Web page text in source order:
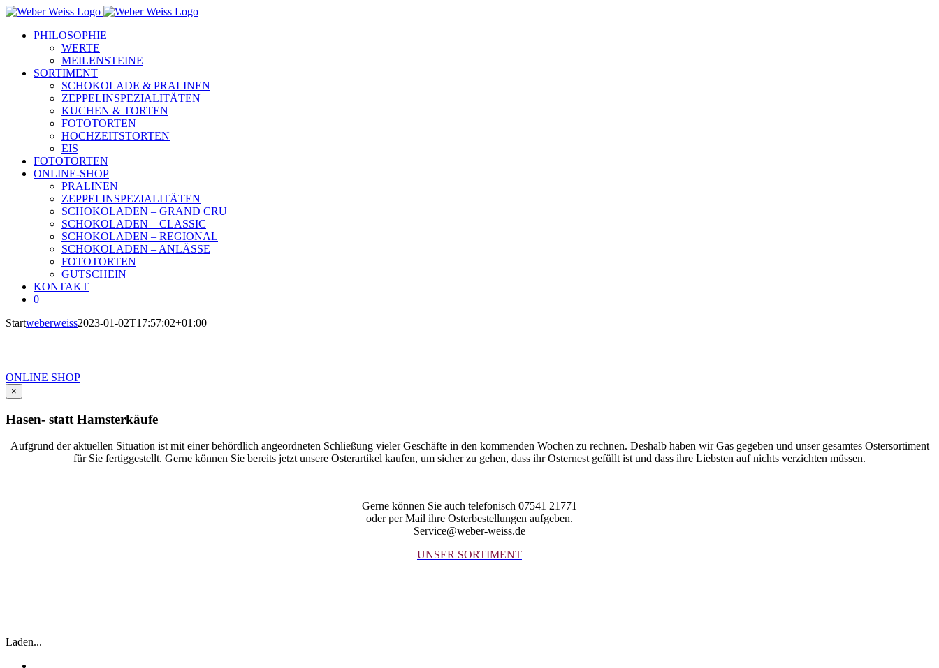
Skip
contentPHILOSOPHIE
WERTE
MEILENSTEINE
SORTIMENT
SCHOKOLADE & PRALINEN
ZEPPELINSPEZIALITÄTEN
KUCHEN & TORTEN
FOTOTORTEN
HOCHZEITSTORTEN
EIS
FOTOTORTEN
ONLINE-SHOP
PRALINEN
ZEPPELINSPEZIALITÄTEN
SCHOKOLADEN – GRAND CRU
SCHOKOLADEN – CLASSIC
SCHOKOLADEN – REGIONAL
SCHOKOLADEN – ANLÄSSE
FOTOTORTEN
GUTSCHEIN
KONTAKT
0
Startweberweiss2023-01-02T17:57:02+01:00
ONLINE SHOP
×
Hasen- statt Hamsterkäufe
Aufgrund der aktuellen Situation ist mit einer behördlich angeordneten Schließung vieler Geschäfte in den kommenden Wochen zu rechnen. Deshalb haben wir Gas gegeben und unser gesamtes Ostersortiment
für Sie fertiggestellt. Gerne können Sie bereits jetzt unsere Osterartikel kaufen, um sicher zu gehen, dass ihr Osternest gefüllt ist und dass ihre Liebsten auf nichts verzichten müssen.
Gerne können Sie auch telefonisch 07541 21771
oder per Mail ihre Osterbestellungen aufgeben.
Service@weber-weiss.de
UNSER SORTIMENT
Laden...